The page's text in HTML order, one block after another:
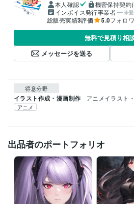
本人確認
機密保持契約
インボイス発行事業者
未
総販売実績3評価 5.0フォロ
無料で見積り相
メッセージを送る
得意分野
イラスト作成・漫画制作 アニメイラスト
アニメ
出品者のポートフォリオ